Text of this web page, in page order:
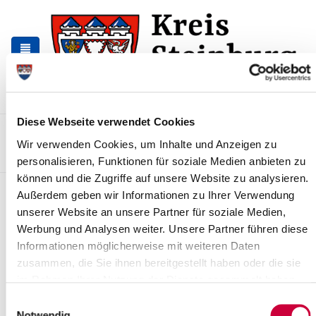
Diese Webseite verwendet Cookies
Wir verwenden Cookies, um Inhalte und Anzeigen zu
personalisieren, Funktionen für soziale Medien anbieten zu
können und die Zugriffe auf unsere Website zu analysieren.
Außerdem geben wir Informationen zu Ihrer Verwendung
unserer Website an unsere Partner für soziale Medien,
Werbung und Analysen weiter. Unsere Partner führen diese
Informationen möglicherweise mit weiteren Daten
zusammen, die Sie ihnen bereitgestellt haben oder die sie
springen
springen
Kontakt Sitemap Presse & Aktuelles
Karriere und Nachwuchskräfte Suchen
Führerscheinpflichtumtausch:
Geänderte Öffnungszeiten
News - Meldungen